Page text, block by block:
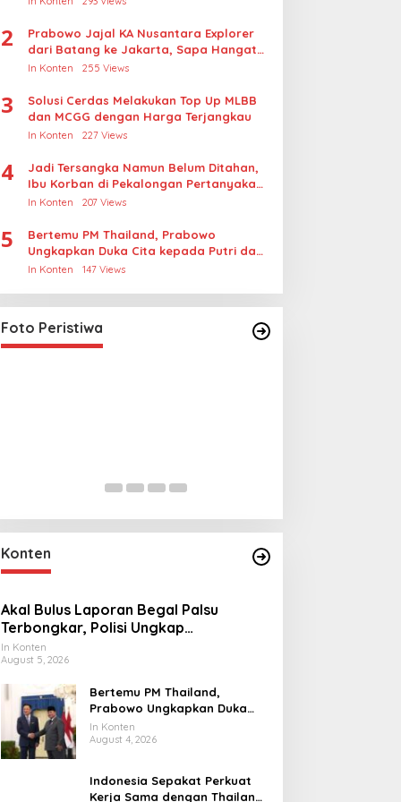
2
Prabowo Jajal KA Nusantara Explorer
dari Batang ke Jakarta, Sapa Hangat
Warga
In Konten 255 Views
3
Solusi Cerdas Melakukan Top Up MLBB
dan MCGG dengan Harga Terjangkau
In Konten 227 Views
4
Jadi Tersangka Namun Belum Ditahan,
Ibu Korban di Pekalongan Pertanyakan
Keseriusan Polisi Tangani Kasus
In Konten 207 Views
5
Bertemu PM Thailand, Prabowo
Ungkapkan Duka Cita kepada Putri dan
Selamat Ulang Tahun ke Raja Thailand
In Konten 147 Views
Foto Peristiwa
Gabungan dan Penembakan
Senjata Khusus TNI
In Foto Peristiwa |
Konten
Akal Bulus Laporan Begal Palsu
Terbongkar, Polisi Ungkap
Penggelapan Uang Perusahaan untuk
Crypto
In Konten
August 5, 2026
Bertemu PM Thailand,
Prabowo Ungkapkan Duka
Cita kepada Putri dan
Selamat Ulang Tahun ke Raja
In Konten
August 4, 2026
Indonesia Sepakat Perkuat
Kerja Sama dengan Thailand,